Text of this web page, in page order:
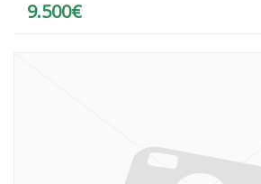
9.500€